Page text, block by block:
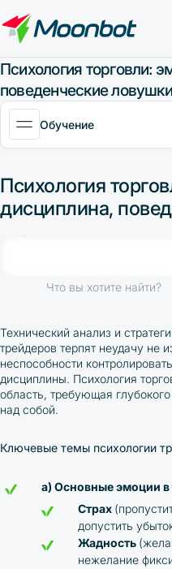
MoonBonus
Дополнительно
Книга
Психология торговли:
поведенческие ловушки
Обучение
Психология
дисциплина,
Что вы хотите найти?
Технический анализ и
трейдеров терпят неудачу не
неспособности
дисциплины. Психология
область, требующая
над собой.
Ключевые темы психологии
а) Основные эмоции в
Страх
допустить
Жадность
нежелание